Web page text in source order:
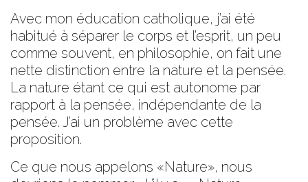
Avec mon éducation catholique, j’ai été
habitué à séparer le corps et l’esprit, un peu
comme souvent, en philosophie, on fait une
nette distinction entre la nature et la pensée.
La nature étant ce qui est autonome par
rapport à la pensée, indépendante de la
pensée. J’ai un problème avec cette
proposition.
Ce que nous appelons «Nature», nous